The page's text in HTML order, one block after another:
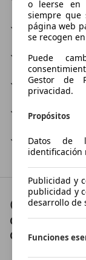
Taller
Taller de
Taller de
Taller de
Venta de
Contacto
OCCARS &
Contáctanos
o leerse en
siempre que
página web
se recogen
Puede
Gestor de
privacidad.
Propósitos
Datos de
identificación
Publicidad y
publicidad y
desarrollo de
Funciones